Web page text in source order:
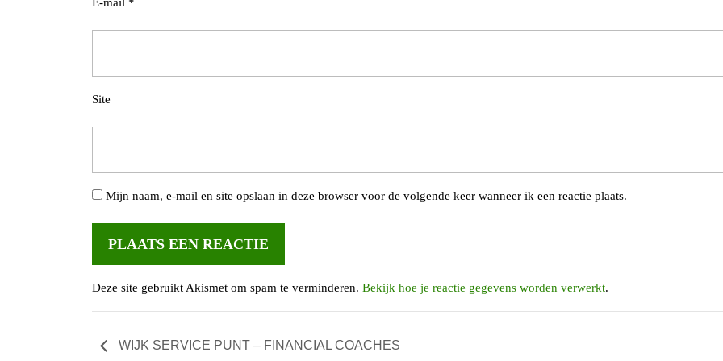
Site
Mijn naam, e-mail en site opslaan in deze browser voor de volgende keer wanneer ik een reactie plaats.
Deze site gebruikt Akismet om spam te verminderen. Bekijk hoe je reactie gegevens worden verwerkt.
WIJK SERVICE PUNT – FINANCIAL COACHES